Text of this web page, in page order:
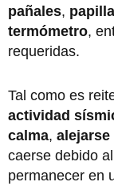
pañales,
termómetro,
requeridas.
Tal como es
actividad
calma,
caerse debido
permanecer en